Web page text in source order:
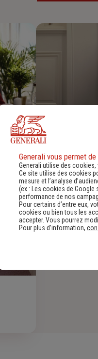
Generali vous permet
Generali utilise des
Ce site utilise des cookies
mesure et l’analyse
(ex :
Les cookies de
performance de nos
Pour certains d’entre eux,
cookies ou bien tous les
accepter. Vous pourrez
Pour plus d’information,